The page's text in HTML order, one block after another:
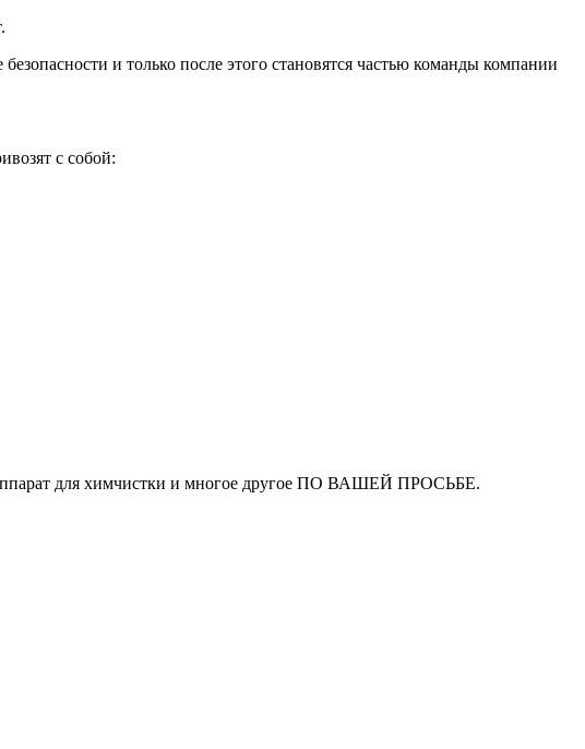
и только после этого становятся частью команды компании
с собой:
аппарат для химчистки и многое другое ПО ВАШЕЙ ПРОСЬБЕ.